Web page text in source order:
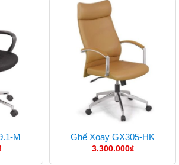
M Ghế Xoay GX305-HK
3.300.000₫